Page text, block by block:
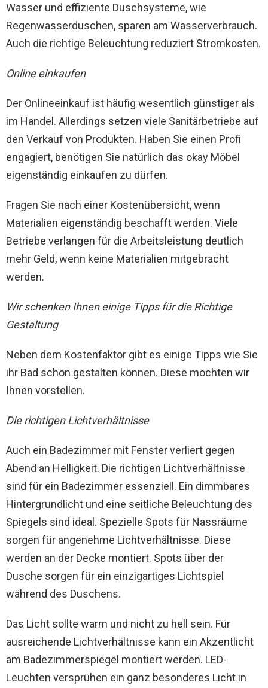
Wasser und effiziente Duschsysteme, wie
Regenwasserduschen, sparen am Wasserverbrauch.
Auch die richtige Beleuchtung reduziert Stromkosten.
Online einkaufen
Der Onlineeinkauf ist häufig wesentlich günstiger als
im Handel. Allerdings setzen viele Sanitärbetriebe auf
den Verkauf von Produkten. Haben Sie einen Profi
engagiert, benötigen Sie natürlich das okay Möbel
eigenständig einkaufen zu dürfen.
Fragen Sie nach einer Kostenübersicht, wenn
Materialien eigenständig beschafft werden. Viele
Betriebe verlangen für die Arbeitsleistung deutlich
mehr Geld, wenn keine Materialien mitgebracht
werden.
Wir schenken Ihnen einige Tipps für die Richtige
Gestaltung
Neben dem Kostenfaktor gibt es einige Tipps wie Sie
ihr Bad schön gestalten können. Diese möchten wir
Ihnen vorstellen.
Die richtigen Lichtverhältnisse
Auch ein Badezimmer mit Fenster verliert gegen
Abend an Helligkeit. Die richtigen Lichtverhältnisse
sind für ein Badezimmer essenziell. Ein dimmbares
Hintergrundlicht und eine seitliche Beleuchtung des
Spiegels sind ideal. Spezielle Spots für Nassräume
sorgen für angenehme Lichtverhältnisse. Diese
werden an der Decke montiert. Spots über der
Dusche sorgen für ein einzigartiges Lichtspiel
während des Duschens.
Das Licht sollte warm und nicht zu hell sein. Für
ausreichende Lichtverhältnisse kann ein Akzentlicht
am Badezimmerspiegel montiert werden. LED-
Leuchten versprühen ein ganz besonderes Licht in